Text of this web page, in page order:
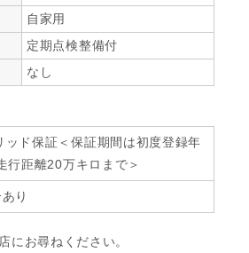
自家用
定期点検整備付
なし
ド保証＜保証期間は初度登録年
行距離20万キロまで＞
り
にお尋ねください。